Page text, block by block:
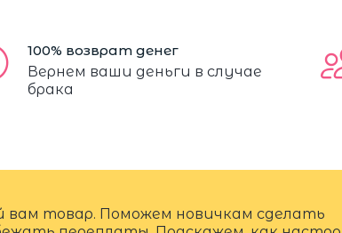
100% возврат денег
Вернем ваши деньги в случае
брака
вам товар. Поможем новичкам сделать